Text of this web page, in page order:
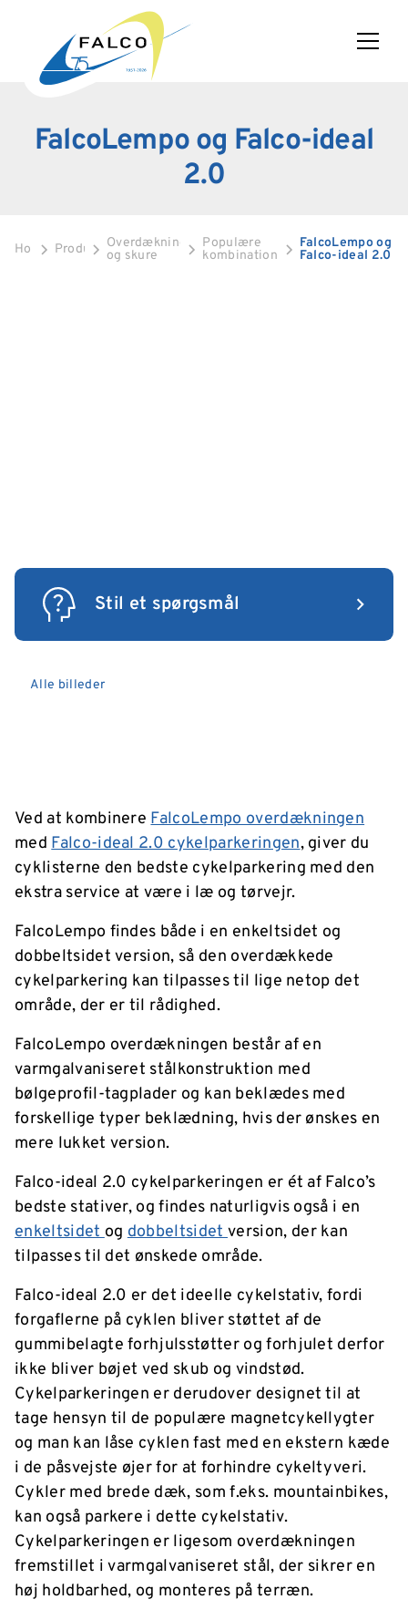
FalcoLempo og Falco-ideal
2.0
Home ProdukterOverdækninger
og skure
Populære
kombinationer
FalcoLempo og
Falco-ideal 2.0
Ved at kombinereFalcoLempo overdækningen
medFalco-ideal 2.0 cykelparkeringen, giver du
cyklisterne den bedste cykelparkering med den
ekstra service at være i læ og tørvejr.
FalcoLempo findes både i en enkeltsidet og
dobbeltsidet version, så den overdækkede
cykelparkering kan tilpasses til lige netop det
område, der er til rådighed.
FalcoLempo overdækningen består af en
varmgalvaniseret stålkonstruktion med
bølgeprofil-tagplader og kan beklædes med
forskellige typer beklædning, hvis der ønskes en
mere lukket version.
Falco-ideal 2.0 cykelparkeringen er ét af Falco’s
bedste stativer, og findes naturligvis også i en
enkeltsidetogdobbeltsidetversion, der kan
tilpasses til det ønskede område.
Falco-ideal 2.0 er det ideelle cykelstativ, fordi
forgaflerne på cyklen bliver støttet af de
gummibelagte forhjulsstøtter og forhjulet derfor
ikke bliver bøjet ved skub og vindstød.
Cykelparkeringen er derudover designet til at
tage hensyn til de populære magnetcykellygter
og man kan låse cyklen fast med en ekstern kæde
i de påsvejste øjer for at forhindre cykeltyveri.
Cykler med brede dæk, som f.eks. mountainbikes,
kan også parkere i dette cykelstativ.
Cykelparkeringen er ligesom overdækningen
fremstillet i varmgalvaniseret stål, der sikrer en
høj holdbarhed, og monteres på terræn.
Stil et spørgsmål
Alle billeder